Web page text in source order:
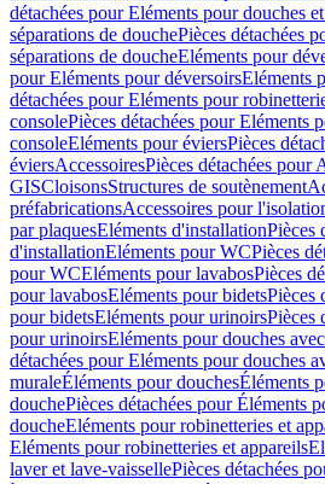
détachées pour Eléments pour douches
séparations de douchePièces détachées
séparations de doucheEléments pour
pour Eléments pour déversoirsEléments
détachées pour Eléments pour
consolePièces détachées pour Eléments
consoleEléments pour éviersPièces
éviersAccessoiresPièces détachées pour
GISCloisonsStructures de soutènement
préfabricationsAccessoires pour
par plaquesEléments d'installationPièces
d'installationEléments pour WCPièces
pour WCEléments pour lavabosPièces
pour lavabosEléments pour bidetsPièces
pour bidetsEléments pour urinoirsPièces
pour urinoirsEléments pour douches
détachées pour Eléments pour douches
muraleÉléments pour douchesÉléments
douchePièces détachées pour Éléments
doucheEléments pour robinetteries et
Eléments pour robinetteries et appareils
laver et lave-vaissellePièces détachées